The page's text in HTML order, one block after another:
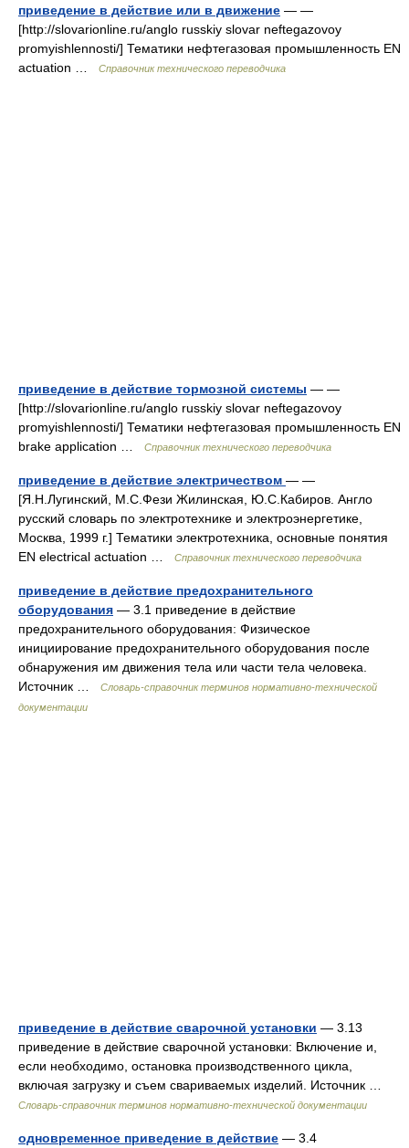
приведение в действие или в движение — —
[http://slovarionline.ru/anglo russkiy slovar neftegazovoy
promyishlennosti/] Тематики нефтегазовая промышленность EN
actuation …
Справочник технического переводчика
приведение в действие тормозной системы — —
[http://slovarionline.ru/anglo russkiy slovar neftegazovoy
promyishlennosti/] Тематики нефтегазовая промышленность EN
brake application …
Справочник технического переводчика
приведение в действие электричеством — —
[Я.Н.Лугинский, М.С.Фези Жилинская, Ю.С.Кабиров. Англо
русский словарь по электротехнике и электроэнергетике,
Москва, 1999 г.] Тематики электротехника, основные понятия
EN electrical actuation …
Справочник технического переводчика
приведение в действие предохранительного
оборудования — 3.1 приведение в действие
предохранительного оборудования: Физическое
инициирование предохранительного оборудования после
обнаружения им движения тела или части тела человека.
Источник …
Словарь-справочник терминов нормативно-технической
документации
приведение в действие сварочной установки — 3.13
приведение в действие сварочной установки: Включение и,
если необходимо, остановка производственного цикла,
включая загрузку и съем свариваемых изделий. Источник …
Словарь-справочник терминов нормативно-технической документации
одновременное приведение в действие — 3.4